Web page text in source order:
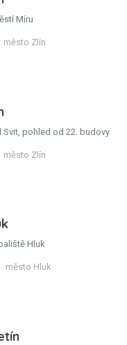
Míru
město Zlín
Svit, pohled od 22. budovy
město Zlín
Hluk
město Hluk